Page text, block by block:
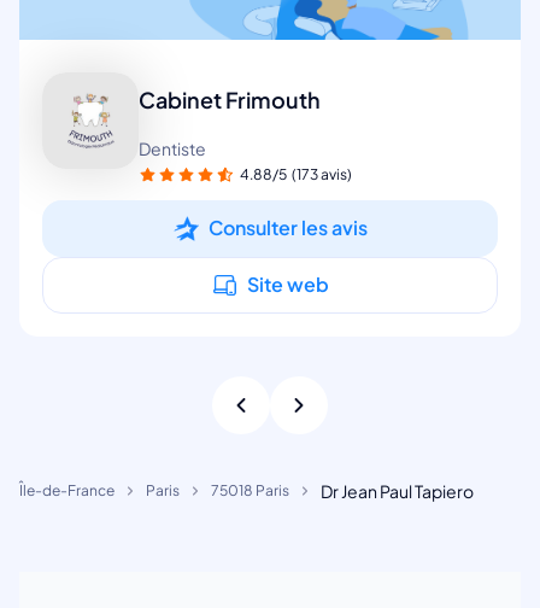
Cabinet Frimouth
Dentiste
4.88/5 (173 avis)
Consulter les avis
Site web
Île-de-France Paris 75018 Paris Dr Jean Paul Tapiero